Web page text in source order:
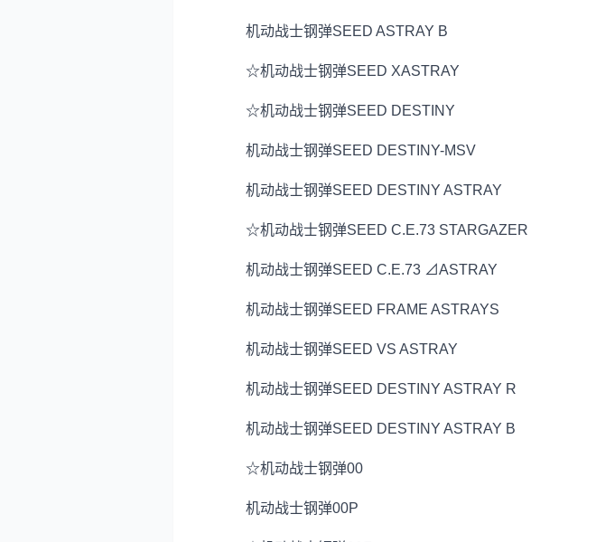
机动战士钢弹SEED ASTRAY B
☆机动战士钢弹SEED XASTRAY
☆机动战士钢弹SEED DESTINY
机动战士钢弹SEED DESTINY-MSV
机动战士钢弹SEED DESTINY ASTRAY
☆机动战士钢弹SEED C.E.73 STARGAZER
机动战士钢弹SEED C.E.73 ⊿ASTRAY
机动战士钢弹SEED FRAME ASTRAYS
机动战士钢弹SEED VS ASTRAY
机动战士钢弹SEED DESTINY ASTRAY R
机动战士钢弹SEED DESTINY ASTRAY B
☆机动战士钢弹00
机动战士钢弹00P